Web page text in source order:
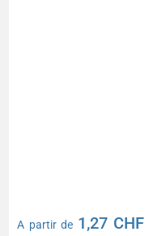
A partir de 1,27 CHF